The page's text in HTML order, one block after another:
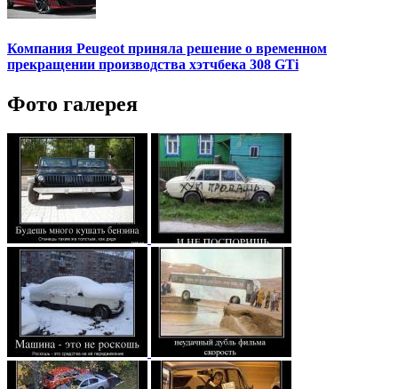
Компания Peugeot приняла решение о временном
прекращении производства хэтчбека 308 GTi
Фото галерея